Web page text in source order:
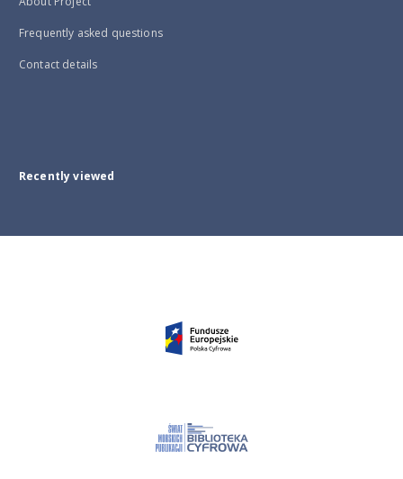
Frequently asked questions
Contact details
Recently viewed